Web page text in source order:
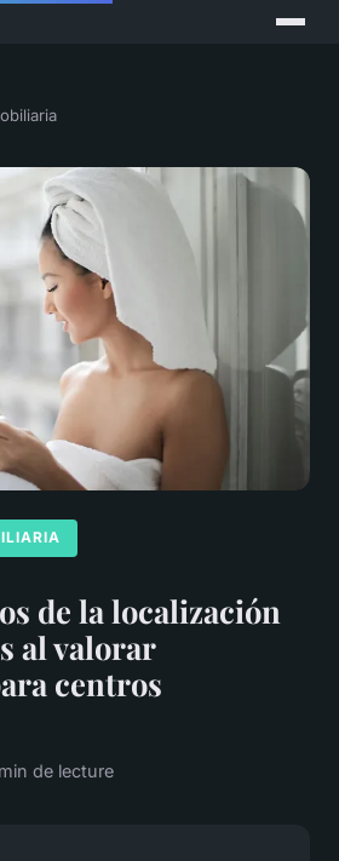
de la localización
al valorar
centros
de lecture